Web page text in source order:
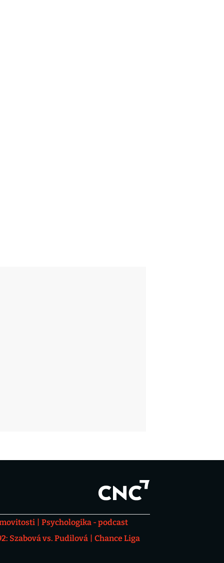
Psychologika - podcast
Szabová vs. Pudilová
Chance Liga